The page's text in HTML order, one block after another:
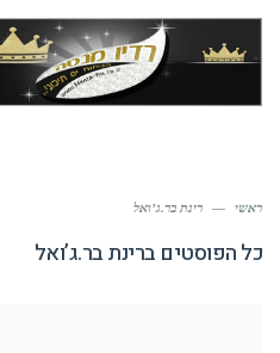
ראשי — רינת בר.ג’ואל
כל הפוסטים ברינת בר.ג’ואל